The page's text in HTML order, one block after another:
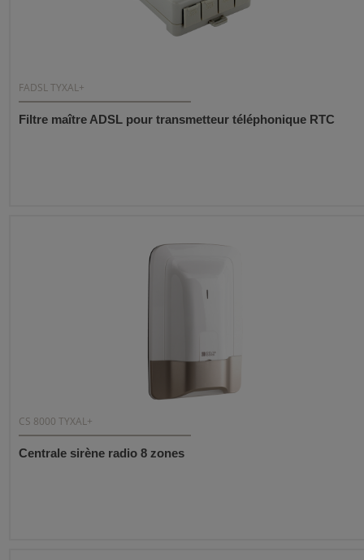
FADSL TYXAL+
Filtre maître ADSL pour transmetteur téléphonique RTC
CS 8000 TYXAL+
Centrale sirène radio 8 zones